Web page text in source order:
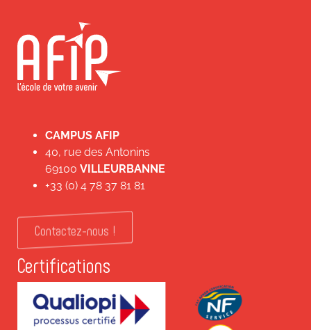
CAMPUS AFIP
40, rue des Antonins
69100 VILLEURBANNE
+33 (0) 4 78 37 81 81
Contactez-nous !
Certifications